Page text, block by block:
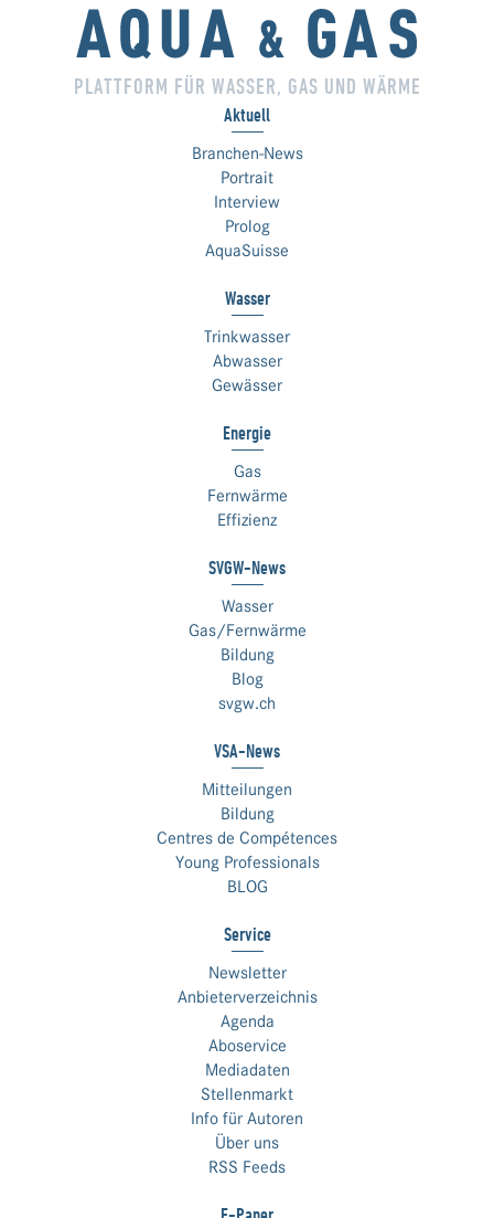
PLATTFORM FÜR WASSER, GAS UND WÄRME
Aktuell
Branchen-News
Portrait
Interview
Prolog
AquaSuisse
Wasser
Trinkwasser
Abwasser
Gewässer
Energie
Gas
Fernwärme
Effizienz
SVGW-News
Wasser
Gas/Fernwärme
Bildung
Blog
svgw.ch
VSA-News
Mitteilungen
Bildung
Centres de Compétences
Young Professionals
BLOG
Service
Newsletter
Anbieterverzeichnis
Agenda
Aboservice
Mediadaten
Stellenmarkt
Info für Autoren
Über uns
RSS Feeds